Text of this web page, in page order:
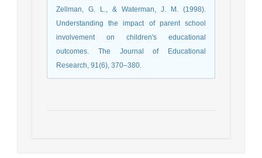
Zellman, G. L., & Waterman, J. M. (1998).
Understanding the impact of parent school
involvement on children's educational
outcomes. The Journal of Educational
Research, 91(6), 370–380.